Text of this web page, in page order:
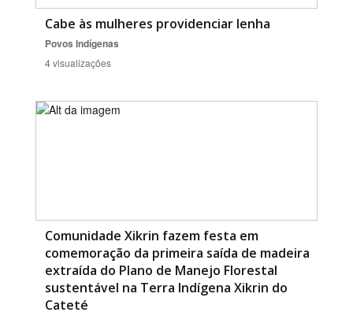
Cabe às mulheres providenciar lenha
Povos Indígenas
4 visualizações
Comunidade Xikrin fazem festa em
comemoração da primeira saída de madeira
extraída do Plano de Manejo Florestal
sustentável na Terra Indígena Xikrin do
Cateté